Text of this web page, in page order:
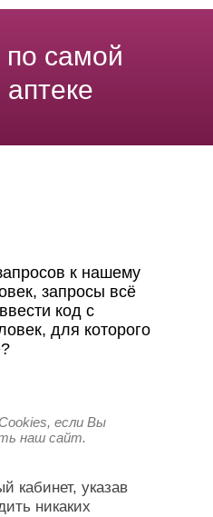
самой
к нашему
запросы всё
код с
для которого
если Вы
наш сайт.
кабинет, указав
никаких